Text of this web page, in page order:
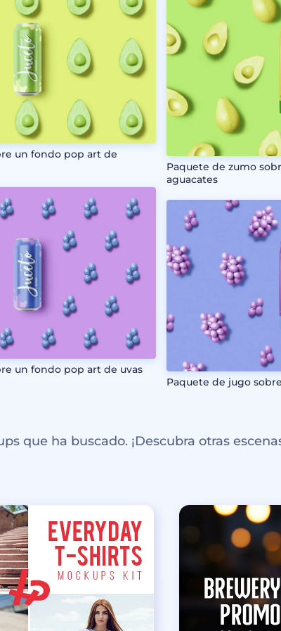
un fondo pop art de
un fondo pop art de uvas
Paquete de zumo
aguacates
Paquete de jugo
que ha buscado. ¡Descubra otras